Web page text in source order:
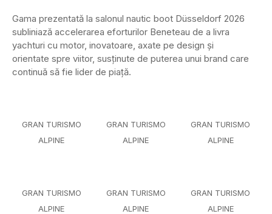
Gama prezentată la salonul nautic boot Düsseldorf 2026
subliniază accelerarea eforturilor Beneteau de a livra
yachturi cu motor, inovatoare, axate pe design și
orientate spre viitor, susținute de puterea unui brand care
continuă să fie lider de piață.
GRAN TURISMO
ALPINE
GRAN TURISMO
ALPINE
GRAN TURISMO
ALPINE
GRAN TURISMO
ALPINE
GRAN TURISMO
ALPINE
GRAN TURISMO
ALPINE